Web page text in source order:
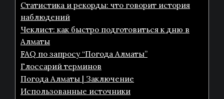
Статистика и рекорды: что говорит история
наблюдений
Чеклист: как быстро подготовиться к дню в
Алматы
FAQ по запросу “Погода Алматы”
Глоссарий терминов
Погода Алматы | Заключение
Использованные источники